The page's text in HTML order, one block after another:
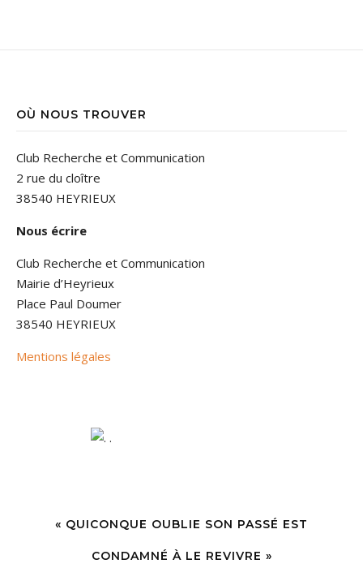
OÙ NOUS TROUVER
Club Recherche et Communication
2 rue du cloître
38540 HEYRIEUX
Nous écrire
Club Recherche et Communication
Mairie d’Heyrieux
Place Paul Doumer
38540 HEYRIEUX
Mentions légales
« QUICONQUE OUBLIE SON PASSÉ EST
CONDAMNÉ À LE REVIVRE »